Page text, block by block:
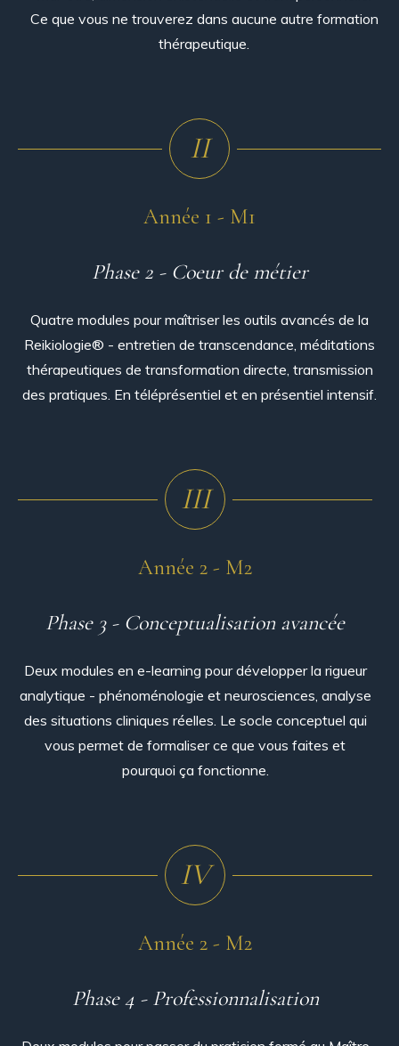
Ce que vous ne trouverez dans aucune autre formation
thérapeutique.
II
Année 1 - M1
Phase 2 - Coeur de métier
Quatre modules pour maîtriser les outils avancés de la
Reikiologie® - entretien de transcendance, méditations
thérapeutiques de transformation directe, transmission
des pratiques. En téléprésentiel et en présentiel intensif.
III
Année 2 - M2
Phase 3 - Conceptualisation avancée
Deux modules en e-learning pour développer la rigueur
analytique - phénoménologie et neurosciences, analyse
des situations cliniques réelles. Le socle conceptuel qui
vous permet de formaliser ce que vous faites et
pourquoi ça fonctionne.
IV
Année 2 - M2
Phase 4 - Professionnalisation